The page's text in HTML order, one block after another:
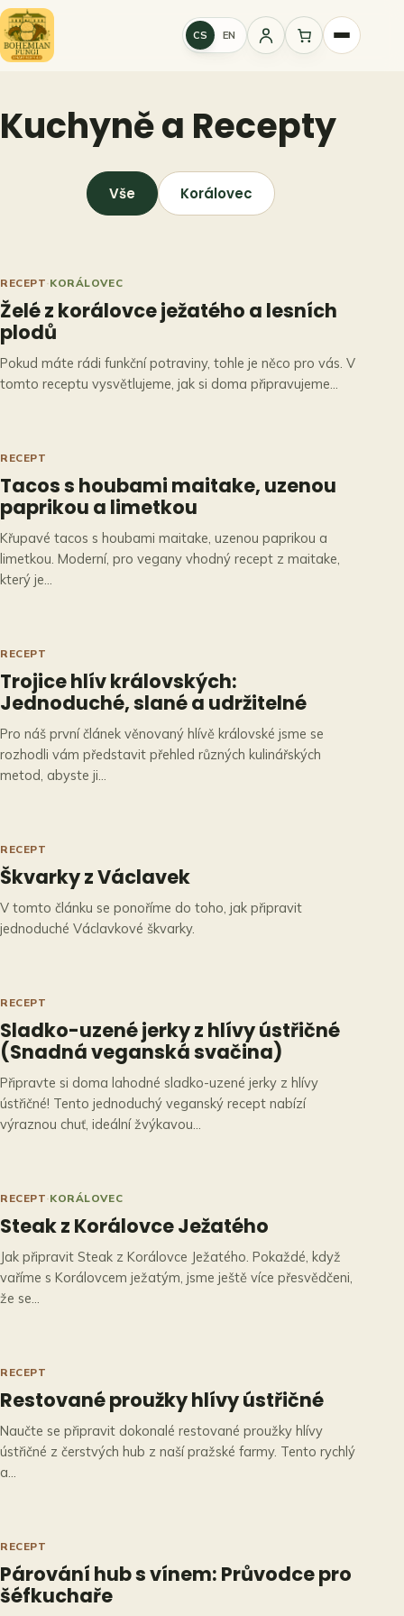
Přeskočit
na
obsah
CS EN
Přihlášení
Kuchyně a Recepty
Vše Korálovec
RECEPT·KORÁLOVEC
Želé z korálovce ježatého a lesních
plodů
Pokud máte rádi funkční potraviny, tohle je něco pro vás. V
tomto receptu vysvětlujeme, jak si doma připravujeme…
RECEPT
Tacos s houbami maitake, uzenou
paprikou a limetkou
Křupavé tacos s houbami maitake, uzenou paprikou a
limetkou. Moderní, pro vegany vhodný recept z maitake,
který je…
RECEPT
Trojice hlív královských:
Jednoduché, slané a udržitelné
Pro náš první článek věnovaný hlívě královské jsme se
rozhodli vám představit přehled různých kulinářských
metod, abyste ji…
RECEPT
Škvarky z Václavek
V tomto článku se ponoříme do toho, jak připravit
jednoduché Václavkové škvarky.
RECEPT
Sladko-uzené jerky z hlívy ústřičné
(Snadná veganská svačina)
Připravte si doma lahodné sladko-uzené jerky z hlívy
ústřičné! Tento jednoduchý veganský recept nabízí
výraznou chuť, ideální žvýkavou…
RECEPT·KORÁLOVEC
Steak z Korálovce Ježatého
Jak připravit Steak z Korálovce Ježatého. Pokaždé, když
vaříme s Korálovcem ježatým, jsme ještě více přesvědčeni,
že se…
RECEPT
Restované proužky hlívy ústřičné
Naučte se připravit dokonalé restované proužky hlívy
ústřičné z čerstvých hub z naší pražské farmy. Tento rychlý
a…
RECEPT
Párování hub s vínem: Průvodce pro
šéfkuchaře